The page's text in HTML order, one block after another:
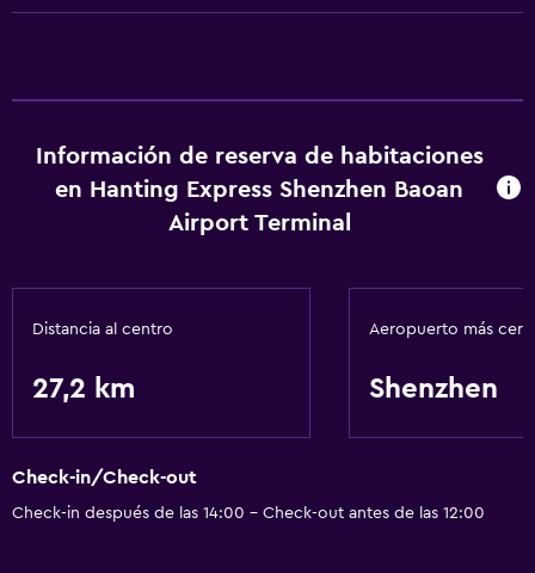
Información de reserva de habitaciones
en Hanting Express Shenzhen Baoan
Airport Terminal
Distancia al centro
27,2 km
Aeropuerto más
Shenzhen
Check-in/Check-out
Check-in después de las 14:00 - Check-out antes de las 12:00